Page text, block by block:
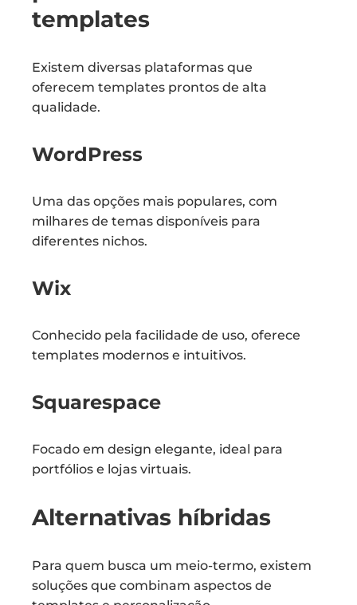
templates
Existem diversas plataformas que
oferecem templates prontos de alta
qualidade.
WordPress
Uma das opções mais populares, com
milhares de temas disponíveis para
diferentes nichos.
Wix
Conhecido pela facilidade de uso, oferece
templates modernos e intuitivos.
Squarespace
Focado em design elegante, ideal para
portfólios e lojas virtuais.
Alternativas híbridas
Para quem busca um meio-termo, existem
soluções que combinam aspectos de